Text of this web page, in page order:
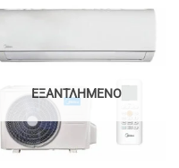
ΕΞΑΝΤΛΗΜΈΝΟ